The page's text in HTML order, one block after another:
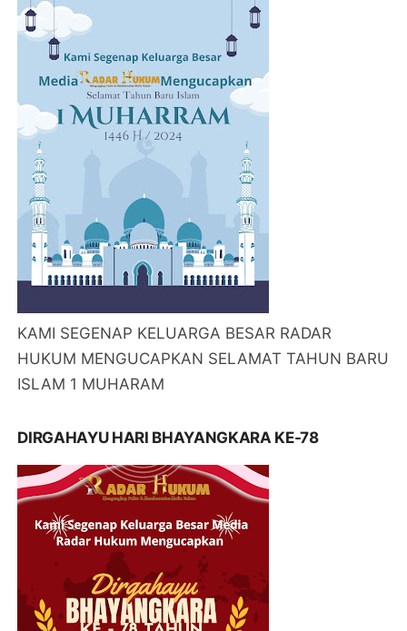
KAMI SEGENAP KELUARGA BESAR RADAR
HUKUM MENGUCAPKAN SELAMAT TAHUN BARU
ISLAM 1 MUHARAM
DIRGAHAYU HARI BHAYANGKARA KE-78